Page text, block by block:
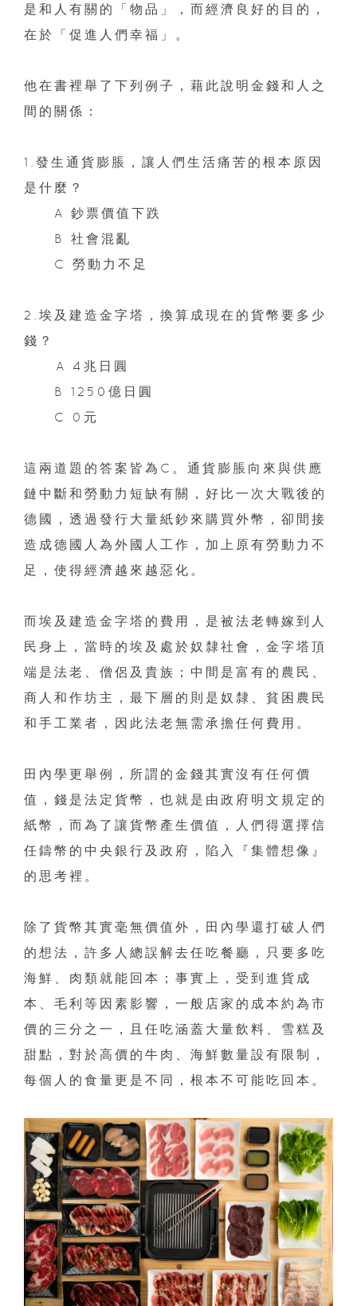
是和人有關的「物品」，而經濟良好的目的，
在於「促進人們幸福」。
他在書裡舉了下列例子，藉此說明金錢和人之
間的關係：
1.發生通貨膨脹，讓人們生活痛苦的根本原因
是什麼？
A 鈔票價值下跌
B 社會混亂
C 勞動力不足
2.埃及建造金字塔，換算成現在的貨幣要多少
錢？
A 4兆日圓
B 1250億日圓
C 0元
這兩道題的答案皆為C。通貨膨脹向來與供應
鏈中斷和勞動力短缺有關，好比一次大戰後的
德國，透過發行大量紙鈔來購買外幣，卻間接
造成德國人為外國人工作，加上原有勞動力不
足，使得經濟越來越惡化。
而埃及建造金字塔的費用，是被法老轉嫁到人
民身上，當時的埃及處於奴隸社會，金字塔頂
端是法老、僧侶及貴族；中間是富有的農民、
商人和作坊主，最下層的則是奴隸、貧困農民
和手工業者，因此法老無需承擔任何費用。
田內學更舉例，所謂的金錢其實沒有任何價
值，錢是法定貨幣，也就是由政府明文規定的
紙幣，而為了讓貨幣產生價值，人們得選擇信
任鑄幣的中央銀行及政府，陷入『集體想像』
的思考裡。
除了貨幣其實毫無價值外，田內學還打破人們
的想法，許多人總誤解去任吃餐廳，只要多吃
海鮮、肉類就能回本；事實上，受到進貨成
本、毛利等因素影響，一般店家的成本約為市
價的三分之一，且任吃涵蓋大量飲料、雪糕及
甜點，對於高價的牛肉、海鮮數量設有限制，
每個人的食量更是不同，根本不可能吃回本。